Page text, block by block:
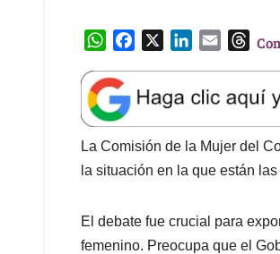
W
a
t
s
A
p
e
b
o
o
k
e
d
I
l
T
e
a
d
s
La Comisión de la Mujer del
la situación en la que están
El debate fue crucial para
femenino. Preocupa que el